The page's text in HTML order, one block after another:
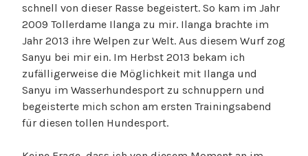
schnell von dieser Rasse begeistert. So kam im Jahr
2009 Tollerdame Ilanga zu mir. Ilanga brachte im
Jahr 2013 ihre Welpen zur Welt. Aus diesem Wurf zog
Sanyu bei mir ein. Im Herbst 2013 bekam ich
zufälligerweise die Möglichkeit mit Ilanga und
Sanyu im Wasserhundesport zu schnuppern und
begeisterte mich schon am ersten Trainingsabend
für diesen tollen Hundesport.